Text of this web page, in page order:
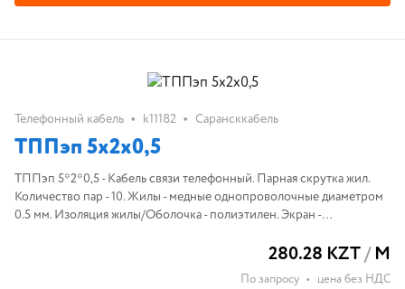
Телефонный кабель • k11182 • Сарансккабель
ТППэп 5х2х0,5
ТППэп 5*2*0,5 - Кабель связи телефонный. Парная скрутка жил.
Количество пар - 10. Жилы - медные однопроволочные диаметром
0.5 мм. Изоляция жилы/Оболочка - полиэтилен. Экран -
280.28 KZT/М
По запросу • цена без НДС